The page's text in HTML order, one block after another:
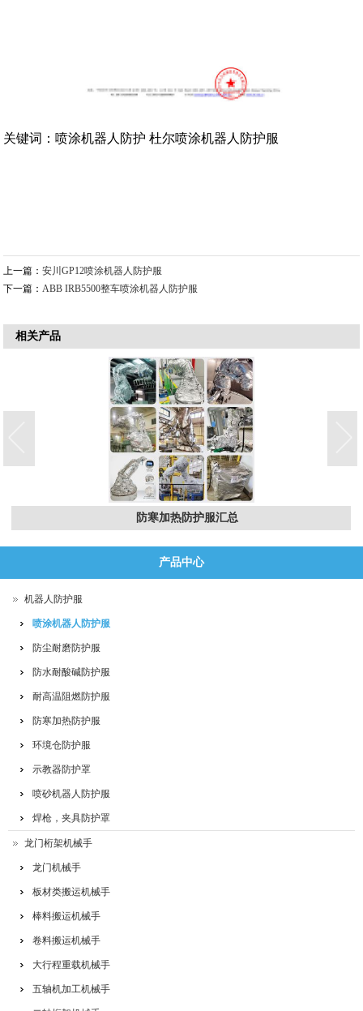
关键词：喷涂机器人防护 杜尔喷涂机器人防护服
上一篇：安川GP12喷涂机器人防护服
下一篇：ABB IRB5500整车喷涂机器人防护服
相关产品
防寒加热防护服汇总
产品中心
机器人防护服
喷涂机器人防护服
防尘耐磨防护服
防水耐酸碱防护服
耐高温阻燃防护服
防寒加热防护服
环境仓防护服
示教器防护罩
喷砂机器人防护服
焊枪，夹具防护罩
龙门桁架机械手
龙门机械手
板材类搬运机械手
棒料搬运机械手
卷料搬运机械手
大行程重载机械手
五轴机加工机械手